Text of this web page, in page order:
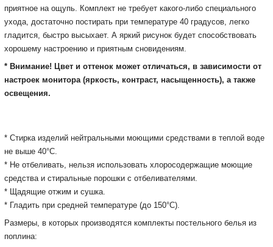
приятное на ощупь. Комплект не требует какого-либо специального
ухода, достаточно постирать при температуре 40 градусов, легко
гладится, быстро высыхает. А яркий рисунок будет способствовать
хорошему настроению и приятным сновидениям.
* Внимание! Цвет и оттенок может отличаться, в зависимости от
настроек монитора (яркость, контраст, насыщенность), а также
освещения.
* Cтирка изделий нейтральными моющими средствами в теплой воде
не выше 40°С.
* Не отбеливать, нельзя использовать хлоросодержащие моющие
средства и стиральные порошки с отбеливателями.
* Щадящие отжим и сушка.
* Гладить при средней температуре (до 150°С).
Размеры, в которых производятся комплекты постельного белья из
поплина: